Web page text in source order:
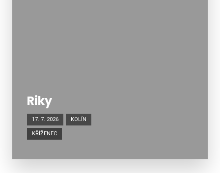
Riky
17. 7. 2026 KOLÍN
KŘÍŽENEC